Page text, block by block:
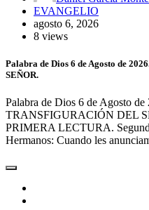
EVANGELIO
agosto 6, 2026
8 views
Palabra de Dios 6 de Agosto de
SEÑOR.
Palabra de Dios 6 de Agosto de
TRANSFIGURACIÓN DEL
PRIMERA LECTURA.
Hermanos: Cuando les